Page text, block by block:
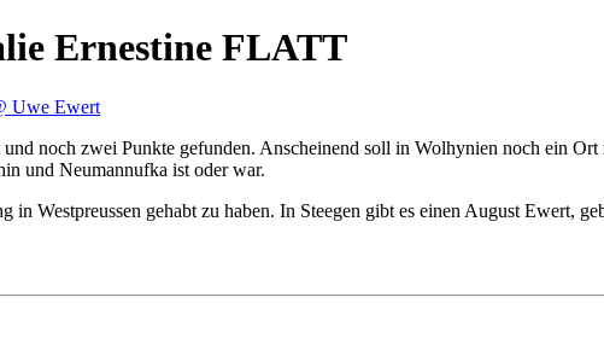
Ernestine FLATT
Uwe Ewert
noch zwei Punkte gefunden. Anscheinend soll in Wolhynien noch ein
und Neumannufka ist oder war.
Westpreussen gehabt zu haben. In Steegen gibt es einen August Ewert,